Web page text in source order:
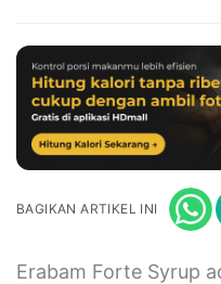
BAGIKAN ARTIKEL INI
Erabam Forte Syrup